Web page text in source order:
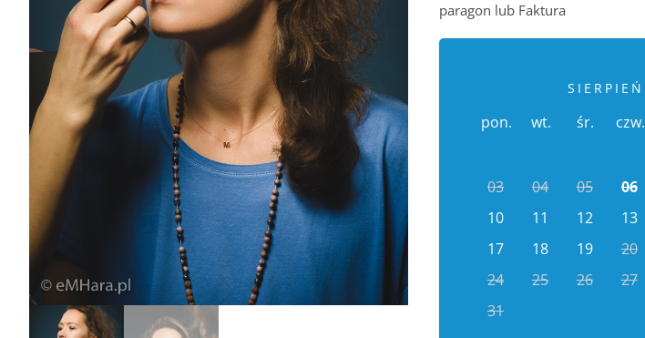
paragon lub Faktura
SIERPIEŃ
pon. wt. śr. czw.
03
04 05 06
10
11 12 13
17
18 19 20
24
25 26 27
31